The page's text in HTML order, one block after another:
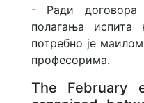
- Ради
полагања испита
потребно је
професорима.
The February